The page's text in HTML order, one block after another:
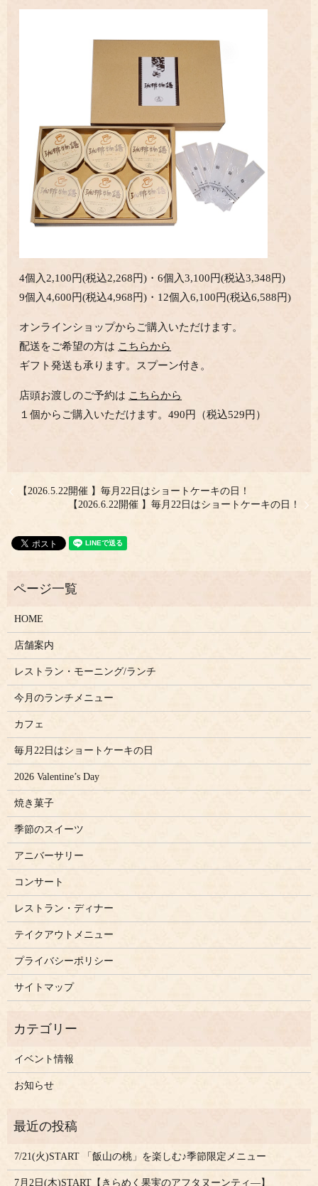
4個入2,100円(税込2,268円)・6個入3,100円(税込3,348円)
9個入4,600円(税込4,968円)・12個入6,100円(税込6,588円)
オンラインショップからご購入いただけます。
配送をご希望の方は こちらから
ギフト発送も承ります。スプーン付き。
店頭お渡しのご予約は こちらから
１個からご購入いただけます。490円（税込529円）
【2026.5.22開催 】毎月22日はショートケーキの日！
【2026.6.22開催 】毎月22日はショートケーキの日！
HOME
店舗案内
レストラン・モーニング/ランチ
今月のランチメニュー
カフェ
毎月22日はショートケーキの日
2026 Valentine’s Day
焼き菓子
季節のスイーツ
アニバーサリー
コンサート
レストラン・ディナー
テイクアウトメニュー
プライバシーポリシー
サイトマップ
イベント情報
お知らせ
7/21(火)START 「飯山の桃」を楽しむ♪季節限定メニュー
7月2日(木)START【きらめく果実のアフタヌーンティ―】